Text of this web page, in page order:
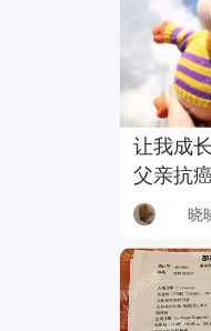
让我成
父亲抗
晓